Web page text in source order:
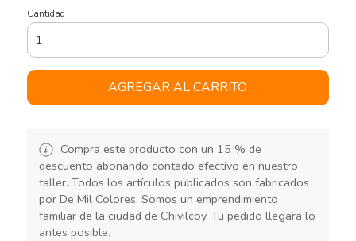
Cantidad
AGREGAR AL CARRITO
Compra este producto con un 15 % de
descuento abonando contado efectivo en nuestro
taller. Todos los artículos publicados son fabricados
por De Mil Colores. Somos un emprendimiento
familiar de la ciudad de Chivilcoy. Tu pedido llegara lo
antes posible.